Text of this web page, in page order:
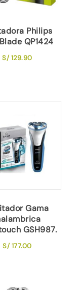
Philips
QP1424
S/129.90
Gama
GSH987.
S/177.00